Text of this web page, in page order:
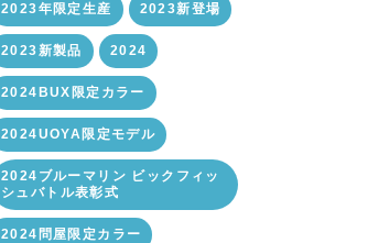
2023年限定生産 2023新登場
2023新製品 2024
2024BUX限定カラー
2024UOYA限定モデル
2024ブルーマリン ビックフィッ
シュバトル表彰式
2024問屋限定カラー